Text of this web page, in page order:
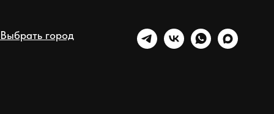
Выбрать город